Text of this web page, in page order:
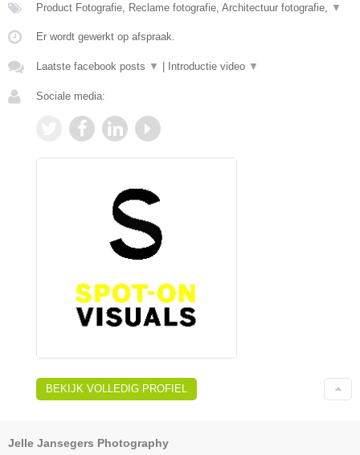
Product Fotografie, Reclame fotografie, Architectuur fotografie, ▼
Er wordt gewerkt op afspraak.
Laatste facebook posts ▼ Introductie video ▼
Sociale media:
BEKIJK VOLLEDIG PROFIEL
Jelle Jansegers Photography